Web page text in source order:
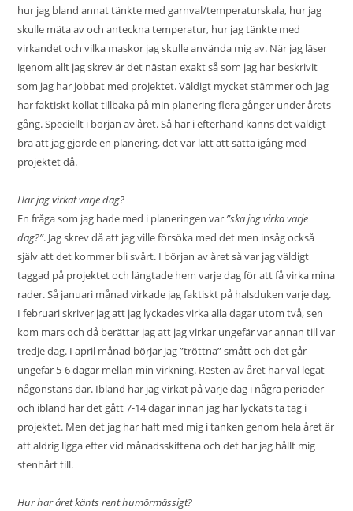
hur jag bland annat tänkte med garnval/temperaturskala, hur jag
skulle mäta av och anteckna temperatur, hur jag tänkte med
virkandet och vilka maskor jag skulle använda mig av. När jag läser
igenom allt jag skrev är det nästan exakt så som jag har beskrivit
som jag har jobbat med projektet. Väldigt mycket stämmer och jag
har faktiskt kollat tillbaka på min planering flera gånger under årets
gång. Speciellt i början av året. Så här i efterhand känns det väldigt
bra att jag gjorde en planering, det var lätt att sätta igång med
projektet då.
Har jag virkat varje dag?
En fråga som jag hade med i planeringen var ”ska jag virka varje
dag?”. Jag skrev då att jag ville försöka med det men insåg också
själv att det kommer bli svårt. I början av året så var jag väldigt
taggad på projektet och längtade hem varje dag för att få virka mina
rader. Så januari månad virkade jag faktiskt på halsduken varje dag.
I februari skriver jag att jag lyckades virka alla dagar utom två, sen
kom mars och då berättar jag att jag virkar ungefär var annan till var
tredje dag. I april månad börjar jag ”tröttna” smått och det går
ungefär 5-6 dagar mellan min virkning. Resten av året har väl legat
någonstans där. Ibland har jag virkat på varje dag i några perioder
och ibland har det gått 7-14 dagar innan jag har lyckats ta tag i
projektet. Men det jag har haft med mig i tanken genom hela året är
att aldrig ligga efter vid månadsskiftena och det har jag hållt mig
stenhårt till.
Hur har året känts rent humörmässigt?